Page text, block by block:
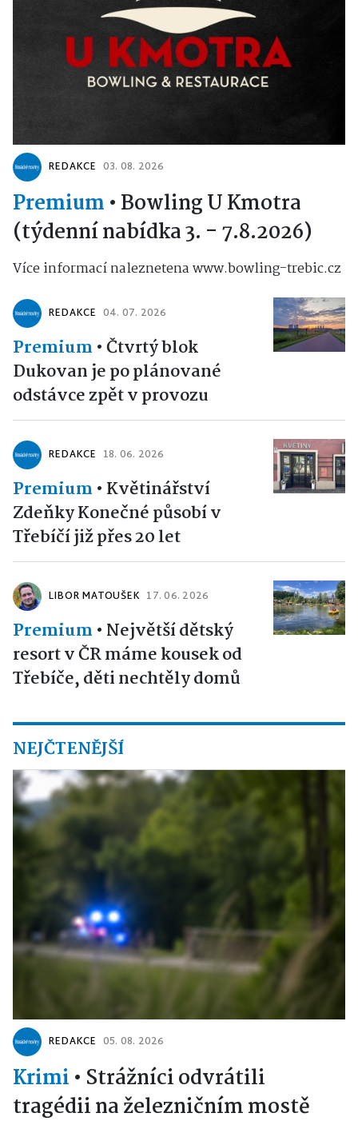
REDAKCE 03. 08. 2026
Premium • Bowling U Kmotra
(týdenní nabídka 3. - 7.8.2026)
Více informací naleznetena www.bowling-trebic.cz
REDAKCE 04. 07. 2026
Premium •Čtvrtý blok
Dukovan je po plánované
odstávce zpět v provozu
REDAKCE 18. 06. 2026
Premium • Květinářství
Zdeňky Konečné působí v
Třebíčí již přes 20 let
LIBOR MATOUŠEK 17. 06. 2026
Premium • Největší dětský
resort v ČR máme kousek od
Třebíče, děti nechtěly domů
NEJČTENĚJŠÍ
REDAKCE 05. 08. 2026
Krimi • Strážníci odvrátili
tragédii na železničním mostě